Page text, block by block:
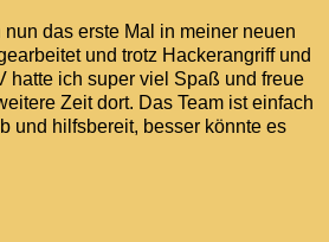
das erste Mal in meiner neuen
und trotz Hackerangriff und
hatte ich super viel Spaß und freue
Zeit dort. Das Team ist einfach
und hilfsbereit, besser könnte es